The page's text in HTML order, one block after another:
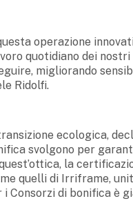
operazione
quotidiano dei
migliorando
Ridolfi.
ecologica,
svolgono per
la
quelli di Irriframe,
Consorzi di bonifica è